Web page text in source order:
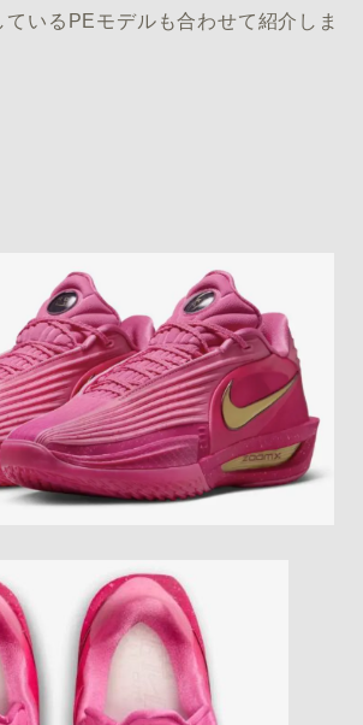
いるPEモデルも合わせて紹介しま